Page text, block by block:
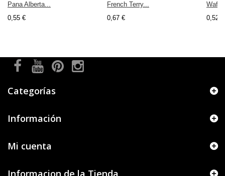
Pana Alberta...
0,55 €
French Terry...
0,67 €
Waffle
0,52 €
Categorías
Información
Mi cuenta
Informacion de la Tienda